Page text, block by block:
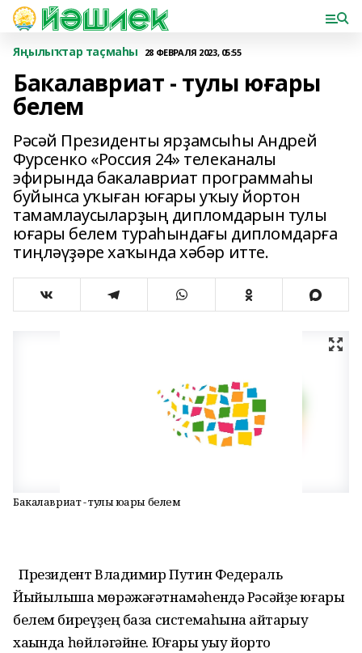
Яңылыҡтар таҫмаһы 28 ФЕВРАЛЯ 2023, 05:55
Бакалавриат - тулы юғары
белем
Рәсәй Президенты ярҙамсыһы Андрей
Фурсенко «Россия 24» телеканалы
эфирында бакалавриат программаһы
буйынса уҡыған юғары уҡыу йортон
тамамлаусыларҙың дипломдарын тулы
юғары белем тураһындағы дипломдарға
тиңләүҙәре хаҡында хәбәр итте.
Бакалавриат - тулы юғары белем
Президент Владимир Путин Федераль
Йыйылышҡа мөрәжәғәтнамәһендә Рәсәйҙе юғары
белем биреүҙең база системаһына ҡайтарыу
хаҡында һөйләгәйне. Юғары уҡыу йорто